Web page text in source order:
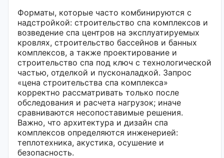
Форматы, которые часто комбинируются с
надстройкой: строительство спа комплексов и
возведение спа центров на эксплуатируемых
кровлях, строительство бассейнов и банных
комплексов, а также проектирование и
строительство спа под ключ с технологической
частью, отделкой и пусконаладкой. Запрос
«цена строительства спа комплекса»
корректно рассматривать только после
обследования и расчета нагрузок; иначе
сравниваются несопоставимые решения.
Важно, что архитектура и дизайн спа
комплексов определяются инженерией:
теплотехника, акустика, осушение и
безопасность.